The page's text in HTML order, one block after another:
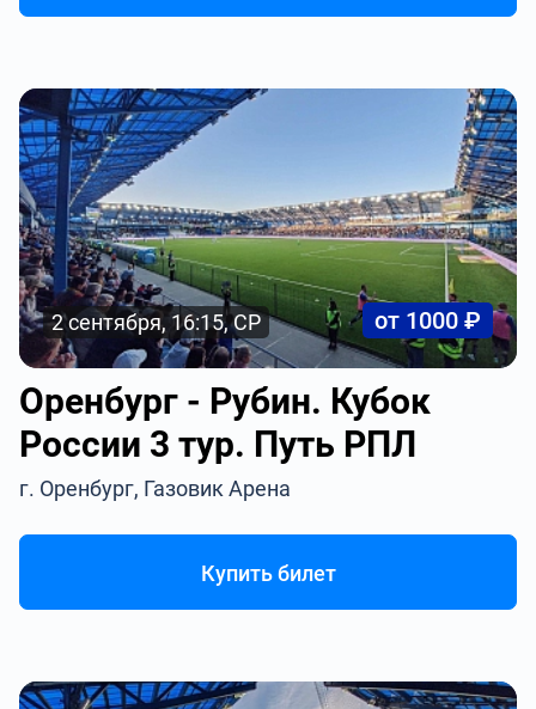
2 сентября, 16:15, СР от 1000 ₽
Оренбург - Рубин. Кубок
России 3 тур. Путь РПЛ
г. Оренбург, Газовик Арена
Купить билет